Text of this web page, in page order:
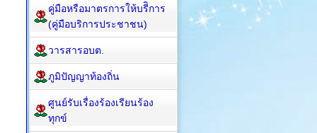
คู่มือหรือมาตรการให้บรีิการ
(คู่มือบริการประชาชน)
วารสารอบต.
ภูมิปัญญาท้องถิ่น
ศูนย์รับเรื่องร้องเรียนร้อง
ทุกข์